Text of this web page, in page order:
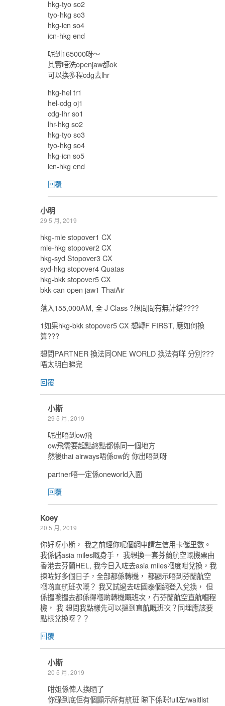
hkg-tyo so2
tyo-hkg so3
hkg-icn so4
icn-hkg end
呢到165000呀～
其實唔洗openjaw都ok
可以換多程cdg去lhr
hkg-hel tr1
hel-cdg oj1
cdg-lhr so1
lhr-hkg so2
hkg-tyo so3
tyo-hkg so4
hkg-icn so5
icn-hkg end
回覆
小明
29 5 月, 2019
hkg-mle stopover1 CX
mle-hkg stopover2 CX
hkg-syd Stopover3 CX
syd-hkg stopover4 Quatas
hkg-bkk stopover5 CX
bkk-can open jaw1 ThaiAir
落入155,000AM, 全 J Class ?想問問有無計錯????
1如果hkg-bkk stopover5 CX 想轉F FIRST, 應如何換
算???
想問PARTNER 換法同ONE WORLD 換法有咩 分別???
唔太明白睇完
回覆
小斯
29 5 月, 2019
呢出唔到ow飛
ow飛需要起點終點都係同一個地方
然後thai airways唔係ow的 你出唔到呀
partner唔一定係oneworld入面
回覆
Koey
20 5 月, 2019
你好呀小斯， 我之前經你呢個網申請左信用卡儲里數。
我係儲asia miles嘅身手， 我想換一套芬蘭航空嘅機票由
香港去芬蘭HEL, 我今日入咗去asia miles嗰度咁兌換，我
揀咗好多個日子，全部都係轉機， 都顯示唔到芬蘭航空
嗰啲直航班次嘅？ 我又試過去咗國泰個網登入兌換， 但
係搵嚟搵去都係得嗰啲轉機嘅班次，冇芬蘭航空直航嗰程
機， 我 想問我點樣先可以搵到直航嘅班次？同埋應該要
點樣兌換呀？？
回覆
小斯
20 5 月, 2019
咁姐係俾人換晒了
你碌到底佢有個顯示所有航班 睇下係咪full左/waitlist